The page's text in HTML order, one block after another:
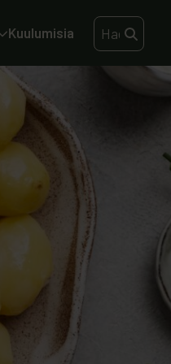
Kuulumisia